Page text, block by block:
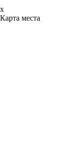
x
Карта места